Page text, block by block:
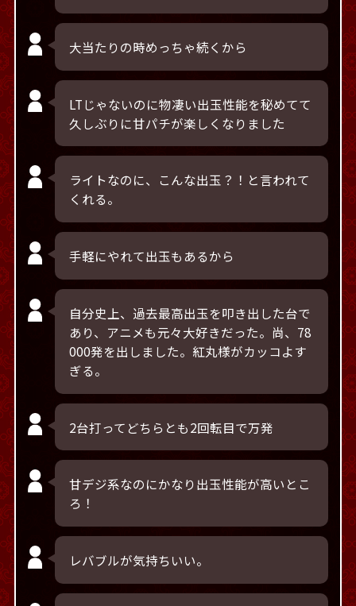
大当たりの時めっちゃ続くから
LTじゃないのに物凄い出玉性能を秘めてて
久しぶりに甘パチが楽しくなりました
ライトなのに、こんな出玉？！と言われて
くれる。
手軽にやれて出玉もあるから
自分史上、過去最高出玉を叩き出した台で
あり、アニメも元々大好きだった。尚、78
000発を出しました。紅丸様がカッコよす
ぎる。
2台打ってどちらとも2回転目で万発
甘デジ系なのにかなり出玉性能が高いとこ
ろ！
レバブルが気持ちいい。